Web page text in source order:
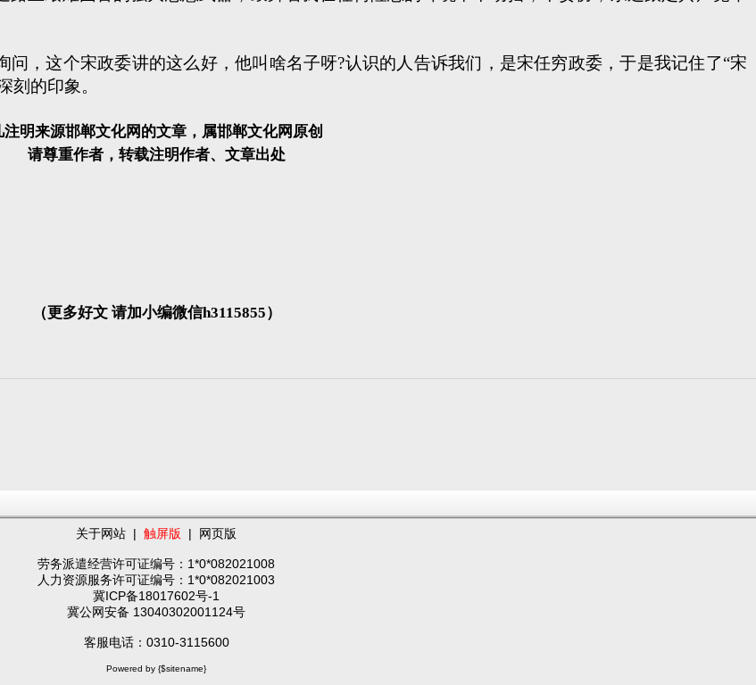
这个宋政委讲的这么好，他叫啥名子呀?认识的人告诉我们，是宋任穷政委，于是我记住了“宋
刻的印象。
注明来源邯郸文化网的文章，属邯郸文化网原创
请尊重作者，转载注明作者、文章出处
（更多好文 请加小编微信h3115855）
关于网站 | 触屏版 | 网页版
劳务派遣经营许可证编号：1*0*082021008
人力资源服务许可证编号：1*0*082021003
冀ICP备18017602号-1
冀公网安备 13040302001124号
客服电话：0310-3115600
Powered by {$sitename}